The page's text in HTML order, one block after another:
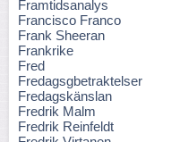
Framtidsanalys
Francisco Franco
Frank Sheeran
Frankrike
Fred
Fredagsgbetraktelser
Fredagskänslan
Fredrik Malm
Fredrik Reinfeldt